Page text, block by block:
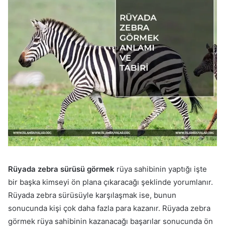
Rüyada zebra sürüsü görmek rüya sahibinin yaptığı işte
bir başka kimseyi ön plana çıkaracağı şeklinde yorumlanır.
Rüyada zebra sürüsüyle karşılaşmak ise, bunun
sonucunda kişi çok daha fazla para kazanır. Rüyada zebra
görmek rüya sahibinin kazanacağı başarılar sonucunda ön